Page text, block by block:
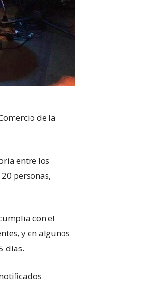
de la
entre los
personas,
con el
y en algunos
días.